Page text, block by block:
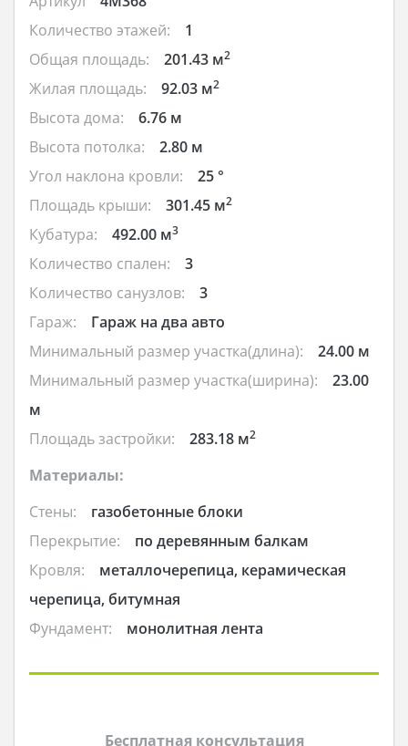
Количество этажей:
1
Общая площадь:
201.43 м2
Жилая площадь: 92.03 м2
Высота дома:
6.76 м
Высота потолка:
2.80 м
Угол наклона кровли:
25 °
Площадь крыши:
301.45 м2
Кубатура: 492.00 м3
Количество спален:
3
Количество санузлов:
3
Гараж:
Гараж на два авто
Минимальный размер участка(длина):
24.00 м
Минимальный размер участка(ширина):
23.00
м
Площадь застройки:
283.18 м2
Материалы:
Стены:
газобетонные блоки
Перекрытие:
по деревянным балкам
Кровля:
металлочерепица, керамическая
черепица, битумная
Фундамент:
монолитная лента
Бесплатная консультация